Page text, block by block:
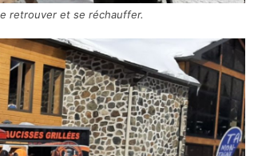
retrouver et se réchauffer.